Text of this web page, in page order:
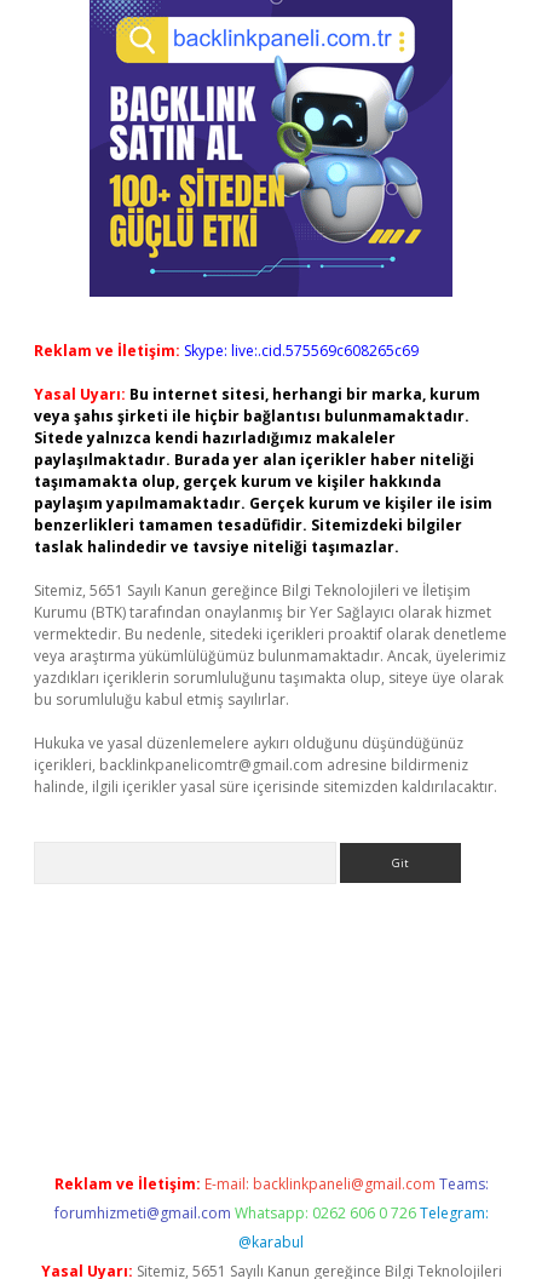
Reklam ve İletişim: Skype: live:.cid.575569c608265c69
Yasal Uyarı: Bu internet sitesi, herhangi bir marka, kurum
veya şahıs şirketi ile hiçbir bağlantısı bulunmamaktadır.
Sitede yalnızca kendi hazırladığımız makaleler
paylaşılmaktadır. Burada yer alan içerikler haber niteliği
taşımamakta olup, gerçek kurum ve kişiler hakkında
paylaşım yapılmamaktadır. Gerçek kurum ve kişiler ile isim
benzerlikleri tamamen tesadüfidir. Sitemizdeki bilgiler
taslak halindedir ve tavsiye niteliği taşımazlar.
Sitemiz, 5651 Sayılı Kanun gereğince Bilgi Teknolojileri ve İletişim
Kurumu (BTK) tarafından onaylanmış bir Yer Sağlayıcı olarak hizmet
vermektedir. Bu nedenle, sitedeki içerikleri proaktif olarak denetleme
veya araştırma yükümlülüğümüz bulunmamaktadır. Ancak, üyelerimiz
yazdıkları içeriklerin sorumluluğunu taşımakta olup, siteye üye olarak
bu sorumluluğu kabul etmiş sayılırlar.
Hukuka ve yasal düzenlemelere aykırı olduğunu düşündüğünüz
içerikleri, backlinkpanelicomtr@gmail.com adresine bildirmeniz
halinde, ilgili içerikler yasal süre içerisinde sitemizden kaldırılacaktır.
Reklam ve İletişim: E-mail: backlinkpaneli@gmail.com Teams:
forumhizmeti@gmail.com Whatsapp: 0262 606 0 726 Telegram:
@karabul
Yasal Uyarı: Sitemiz, 5651 Sayılı Kanun gereğince Bilgi Teknolojileri